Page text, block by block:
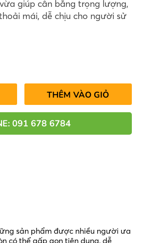
giúp cân bằng trọng lượng,
mái, dễ chịu cho người sử
THÊM VÀO GIỎ
091 678 6784
sản phẩm được nhiều người ưa
có thể gấp gọn tiện dụng, dễ